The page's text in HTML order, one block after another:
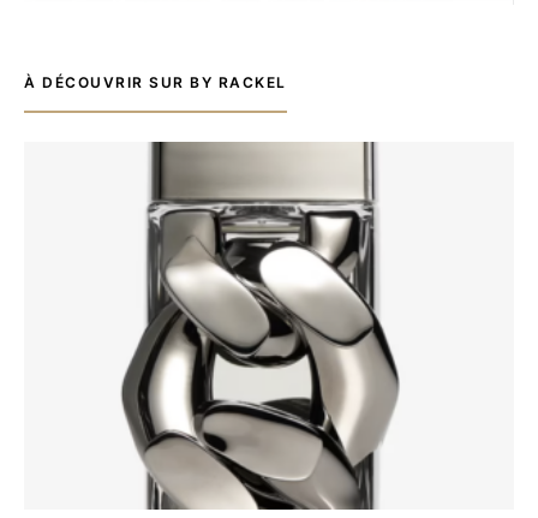
À DÉCOUVRIR SUR BY RACKEL